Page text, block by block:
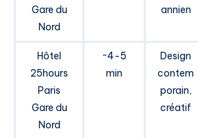
Gare du
Nord
annien
Hôtel
25hours
Paris
Gare du
Nord
~4-5
min
Design
contem
porain,
créatif